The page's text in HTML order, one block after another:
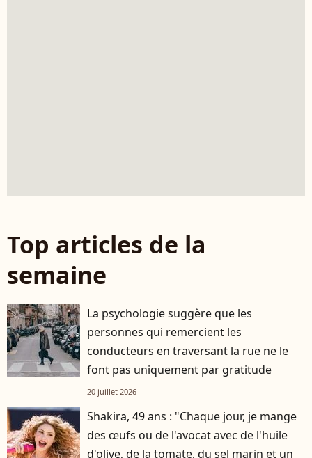
Top articles de la
semaine
La psychologie suggère que les
personnes qui remercient les
conducteurs en traversant la rue ne le
font pas uniquement par gratitude
20 juillet 2026
Shakira, 49 ans : "Chaque jour, je mange
des œufs ou de l'avocat avec de l'huile
d'olive, de la tomate, du sel marin et un